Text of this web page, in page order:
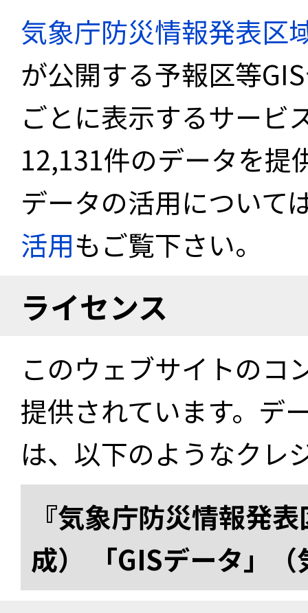
気象庁防災情報発表区
が公開する予報区等
ごとに表示するサービ
12,131件のデータを提
データの活用について
活用もご覧下さい。
ライセンス
このウェブサイトのコ
提供されています。デ
は、以下のようなクレ
『気象庁防災情報発
成） 「GISデータ」